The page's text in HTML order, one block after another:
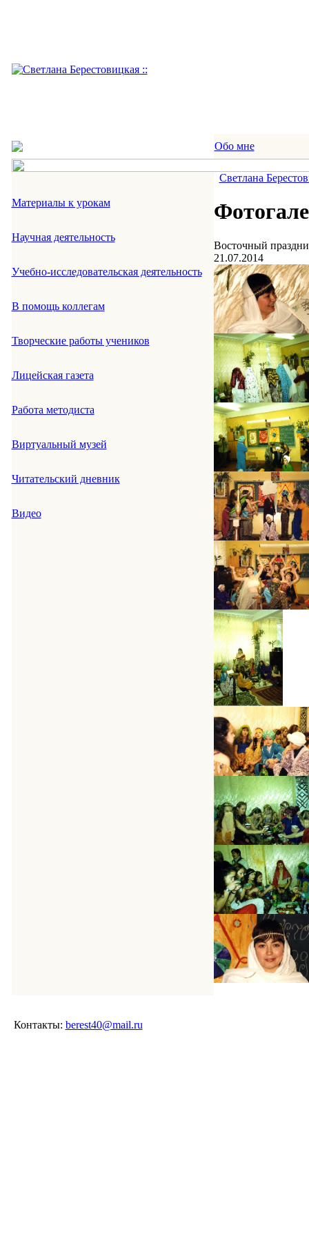
Обо мне
Материалы к урокам
Научная деятельность
Учебно-исследовательская деятельность
В помощь коллегам
Творческие работы учеников
Лицейская газета
Работа методиста
Виртуальный музей
Читательский дневник
Видео
Светлана
Восточный
21.07.2014
Контакты: berest40@mail.ru